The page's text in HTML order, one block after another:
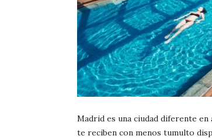
Madrid es una ciudad diferente en
te reciben con menos tumulto